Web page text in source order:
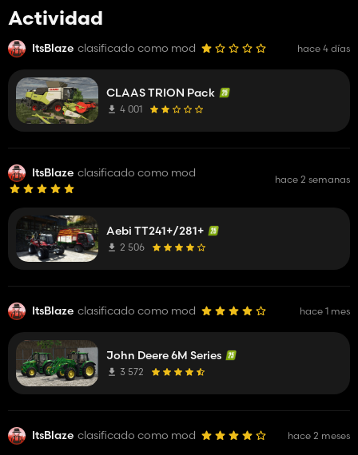
Actividad
ItsBlaze clasificado como mod hace 4 días
CLAAS TRION Pack
4 001
ItsBlaze clasificado como mod hace 2 semanas
Aebi TT241+/281+
2 506
ItsBlaze clasificado como mod hace 1 mes
John Deere 6M Series
3 572
ItsBlaze clasificado como mod hace 2 meses